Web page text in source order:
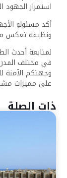
استمرار الجهود
أكد مسئولو
ونظيفة تعكس
لمتابعة أحدث
في مختلف
وجهتكم الآمنة
على مميزات
ذات الصلة